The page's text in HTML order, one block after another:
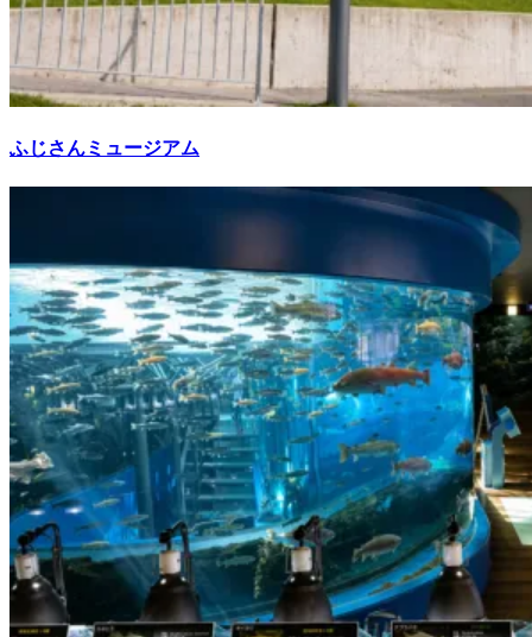
ふじさんミュージアム